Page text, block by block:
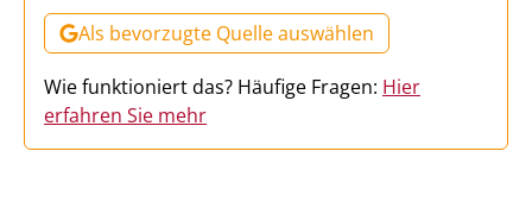
Als bevorzugte Quelle auswählen
Wie funktioniert das? Häufige Fragen: Hier
erfahren Sie mehr